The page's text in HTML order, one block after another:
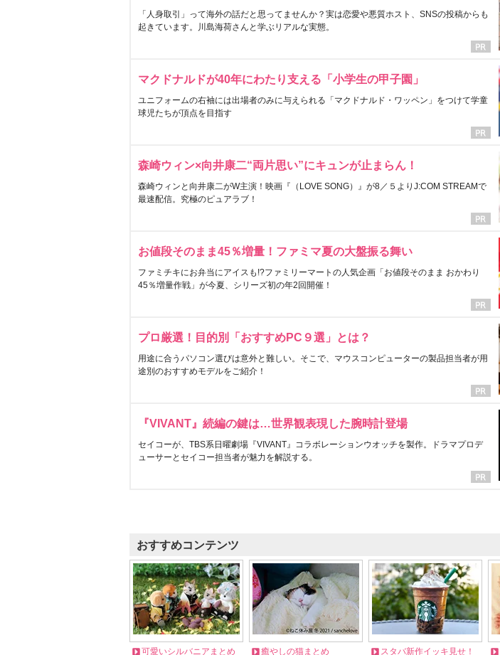
「人身取引」って海外の話だと思ってませんか？実は恋愛や悪質ホスト、SNSの投稿からも
起きています。川島海荷さんと学ぶリアルな実態。
マクドナルドが40年にわたり支える「小学生の甲子園」
ユニフォームの右袖には出場者のみに与えられる「マクドナルド・ワッペン」をつけて学童
球児たちが頂点を目指す
森崎ウィン×向井康二“両片思い”にキュンが止まらん！
森崎ウィンと向井康二がW主演！映画『（LOVE SONG）』が8／５よりJ:COM STREAMで
最速配信。究極のピュアラブ！
お値段そのまま45％増量！ファミマ夏の大盤振る舞い
ファミチキにお弁当にアイスも!?ファミリーマートの人気企画「お値段そのまま おかわり
45％増量作戦」が今夏、シリーズ初の年2回開催！
プロ厳選！目的別「おすすめPC９選」とは？
用途に合うパソコン選びは意外と難しい。そこで、マウスコンピューターの製品担当者が用
途別のおすすめモデルをご紹介！
『VIVANT』続編の鍵は…世界観表現した腕時計登場
セイコーが、TBS系日曜劇場『VIVANT』コラボレーションウオッチを製作。ドラマプロデ
ューサーとセイコー担当者が魅力を解説する。
おすすめコンテンツ
可愛いシルバニアまとめ 癒やしの猫まとめ スタバ新作イッキ見せ！